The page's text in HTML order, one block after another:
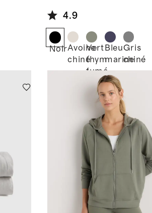
SuperSoft
4.9
NoirAvoine
chiné
Vert
thym
fumé
Bleu
marine
Gris
chiné